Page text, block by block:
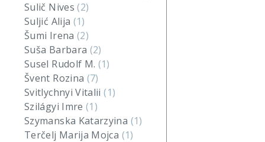
Sulič Nives(2)
Suljić Alija (1)
Šumi Irena (2)
Suša Barbara (2)
Susel Rudolf M. (1)
Švent Rozina (7)
Svitlychnyi Vitalii(1)
Szilágyi Imre(1)
Szymanska Katarzyina (1)
Terčelj Marija Mojca (1)